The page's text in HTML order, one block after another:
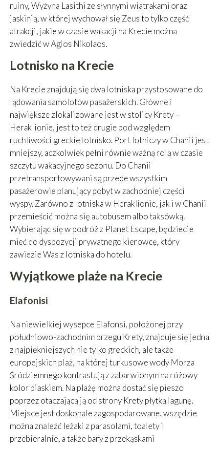
ruiny, Wyżyna Lasithi ze słynnymi wiatrakami oraz
jaskinią, w której wychował się Zeus to tylko część
atrakcji, jakie w czasie wakacji na Krecie można
zwiedzić w Agios Nikolaos.
Lotnisko na Krecie
Na Krecie znajdują się dwa lotniska przystosowane do
lądowania samolotów pasażerskich. Główne i
największe zlokalizowane jest w stolicy Krety –
Heraklionie, jest to też drugie pod względem
ruchliwości greckie lotnisko. Port lotniczy w Chanii jest
mniejszy, aczkolwiek pełni równie ważną rolą w czasie
szczytu wakacyjnego sezonu. Do Chanii
przetransportowywani są przede wszystkim
pasażerowie planujący pobyt w zachodniej części
wyspy. Zarówno z lotniska w Heraklionie, jak i w Chanii
przemieścić można się autobusem albo taksówką.
Wybierając się w podróż z Planet Escape, będziecie
mieć do dyspozycji prywatnego kierowcę, który
zawiezie Was z lotniska do hotelu.
Wyjątkowe plaże na Krecie
Elafonisi
Na niewielkiej wysepce Elafonsi, położonej przy
południowo-zachodnim brzegu Krety, znajduje się jedna
z najpiękniejszych nie tylko greckich, ale także
europejskich plaż, na której turkusowe wody Morza
Śródziemnego kontrastują z zabarwionym na różowy
kolor piaskiem. Na plażę można dostać się pieszo
poprzez otaczającą ją od strony Krety płytką lagunę.
Miejsce jest doskonale zagospodarowane, wszędzie
można znaleźć leżaki z parasolami, toalety i
przebieralnie, a także bary z przekąskami